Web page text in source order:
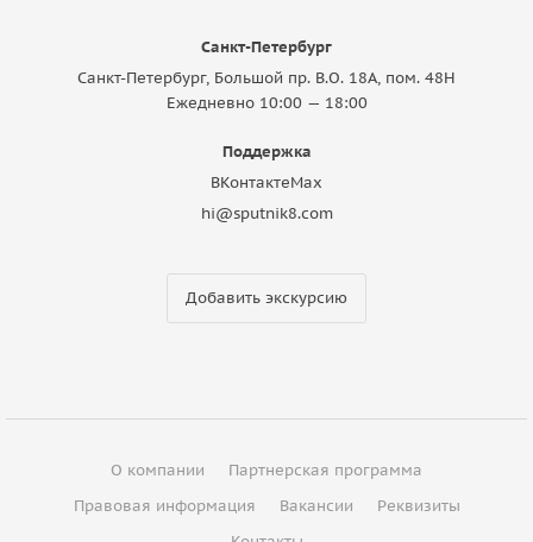
Санкт-Петербург
Санкт-Петербург, Большой пр. В.О. 18A, пом. 48Н
Ежедневно 10:00 — 18:00
Поддержка
ВКонтактеMax
hi@sputnik8.com
Добавить экскурсию
О компании
Партнерская программа
Правовая информация
Вакансии
Реквизиты